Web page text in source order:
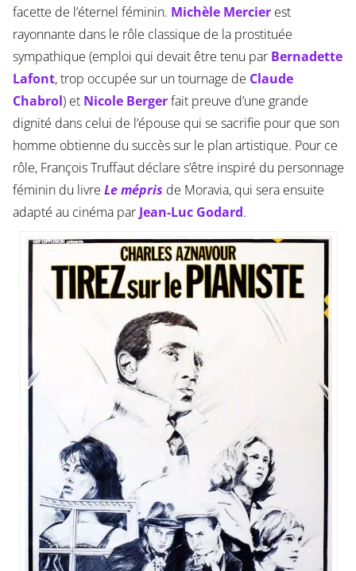
facette de l’éternel féminin. Michèle Mercierest
rayonnante dans le rôle classique de la prostituée
sympathique (emploi qui devait être tenu par Bernadette
Lafont, trop occupée sur un tournage de Claude
Chabrol) et Nicole Bergerfait preuve d’une grande
dignité dans celui de l’épouse qui se sacrifie pour que son
homme obtienne du succès sur le plan artistique. Pour ce
rôle, François Truffaut déclare s’être inspiré du personnage
féminin du livre Le mépris de Moravia, qui sera ensuite
adapté au cinéma par Jean-Luc Godard.